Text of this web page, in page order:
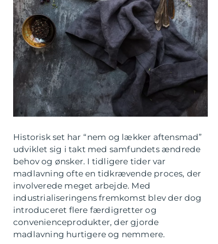
Historisk set har “nem og lækker aftensmad”
udviklet sig i takt med samfundets ændrede
behov og ønsker. I tidligere tider var
madlavning ofte en tidkrævende proces, der
involverede meget arbejde. Med
industrialiseringens fremkomst blev der dog
introduceret flere færdigretter og
convenienceprodukter, der gjorde
madlavning hurtigere og nemmere.